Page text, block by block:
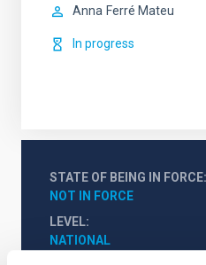
Anna Ferré Mateu
In progress
STATE OF BEING IN FORCE
NOT IN FORCE
LEVEL
NATIONAL